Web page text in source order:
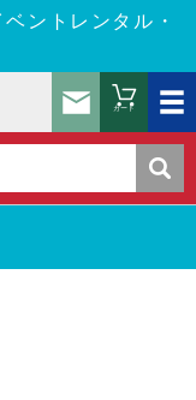
ントレンタル・
お問
カート